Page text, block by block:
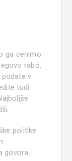
ga cenimo.
rabo,
v
tudi
politike
govora.